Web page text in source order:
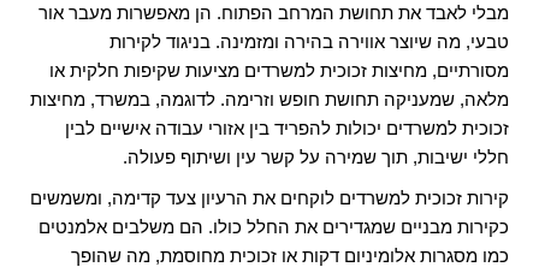
מבלי לאבד את תחושת המרחב הפתוח. הן מאפשרות מעבר אור
טבעי, מה שיוצר אווירה בהירה ומזמינה. בניגוד לקירות
מסורתיים, מחיצות זכוכית למשרדים מציעות שקיפות חלקית או
מלאה, שמעניקה תחושת חופש וזרימה. לדוגמה, במשרד, מחיצות
זכוכית למשרדים יכולות להפריד בין אזורי עבודה אישיים לבין
חללי ישיבות, תוך שמירה על קשר עין ושיתוף פעולה.
קירות זכוכית למשרדים לוקחים את הרעיון צעד קדימה, ומשמשים
כקירות מבניים שמגדירים את החלל כולו. הם משלבים אלמנטים
כמו מסגרות אלומיניום דקות או זכוכית מחוסמת, מה שהופך